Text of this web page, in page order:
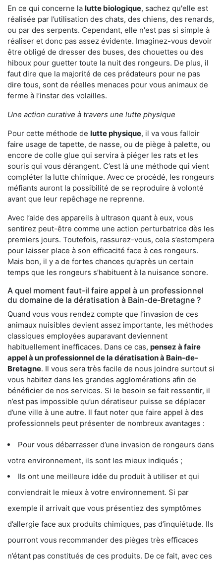
En ce qui concerne la lutte biologique, sachez qu'elle est
réalisée par l’utilisation des chats, des chiens, des renards,
ou par des serpents. Cependant, elle n'est pas si simple à
réaliser et donc pas assez évidente. Imaginez-vous devoir
être obligé de dresser des buses, des chouettes ou des
hiboux pour guetter toute la nuit des rongeurs. De plus, il
faut dire que la majorité de ces prédateurs pour ne pas
dire tous, sont de réelles menaces pour vous animaux de
ferme à l’instar des volailles.
Une action curative à travers une lutte physique
Pour cette méthode de lutte physique, il va vous falloir
faire usage de tapette, de nasse, ou de piège à palette, ou
encore de colle glue qui servira à piéger les rats et les
souris qui vous dérangent. C’est là une méthode qui vient
compléter la lutte chimique. Avec ce procédé, les rongeurs
méfiants auront la possibilité de se reproduire à volonté
avant que leur repêchage ne reprenne.
Avec l’aide des appareils à ultrason quant à eux, vous
sentirez peut-être comme une action perturbatrice dès les
premiers jours. Toutefois, rassurez-vous, cela s’estompera
pour laisser place à son efficacité face à ces rongeurs.
Mais bon, il y a de fortes chances qu’après un certain
temps que les rongeurs s’habituent à la nuisance sonore.
A quel moment faut-il faire appel à un professionnel
du domaine de la dératisation à Bain-de-Bretagne ?
Quand vous vous rendez compte que l’invasion de ces
animaux nuisibles devient assez importante, les méthodes
classiques employées auparavant deviennent
habituellement inefficaces. Dans ce cas, pensez à faire
appel à un professionnel de la dératisation à Bain-de-
Bretagne. Il vous sera très facile de nous joindre surtout si
vous habitez dans les grandes agglomérations afin de
bénéficier de nos services. Si le besoin se fait ressentir, il
n’est pas impossible qu’un dératiseur puisse se déplacer
d’une ville à une autre. Il faut noter que faire appel à des
professionnels peut présenter de nombreux avantages :
Pour vous débarrasser d’une invasion de rongeurs dans
votre environnement, ils sont les mieux indiqués ;
Ils ont une meilleure idée du produit à utiliser et qui
conviendrait le mieux à votre environnement. Si par
exemple il arrivait que vous présentiez des symptômes
d’allergie face aux produits chimiques, pas d’inquiétude. Ils
pourront vous recommander des pièges très efficaces
n’étant pas constitués de ces produits. De ce fait, avec ces